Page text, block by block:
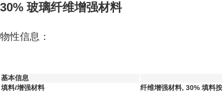
30% 玻璃纤维增强材料
物性信息：
基本信息
填料/增强材料
纤维增强材料, 30% 填料